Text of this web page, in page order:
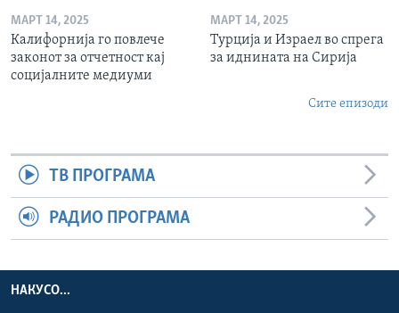
МАРТ 14, 2025
Калифорнија го повлече
законот за отчетност кај
социјалните медиуми
МАРТ 14, 2025
Турција и Израел во спрега
за иднината на Сирија
Сите епизоди
ТВ ПРОГРАМА
РАДИО ПРОГРАМА
НАКУСО...